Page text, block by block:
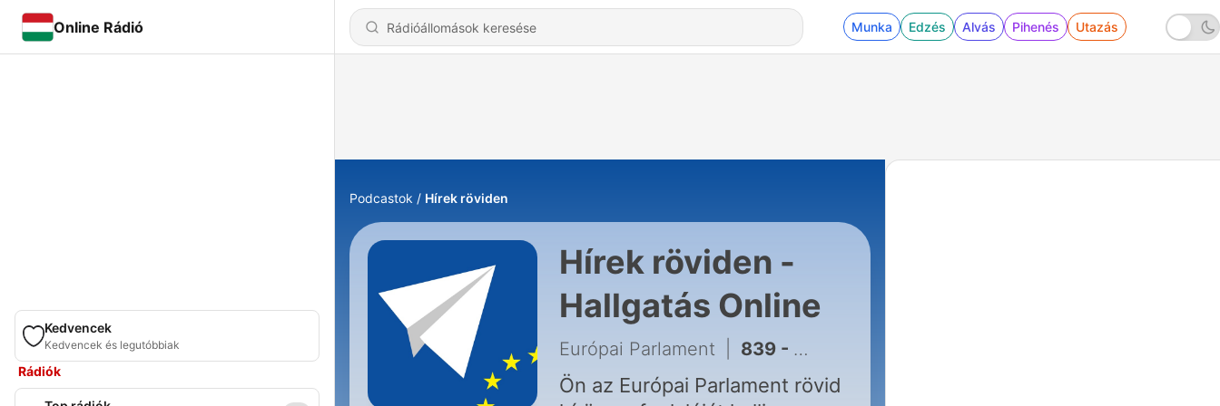
Online Rádió Munka Edzés Alvás Pihenés Utazás
Kedvencek
Kedvencek és legutóbbiak
Rádiók
Podcastok Hírek röviden
Hírek röviden -
Hallgatás Online
Európai Parlament 839 - Hírek röviden – 26/03/2025 – magyar
Ön az Európai Parlament rövid